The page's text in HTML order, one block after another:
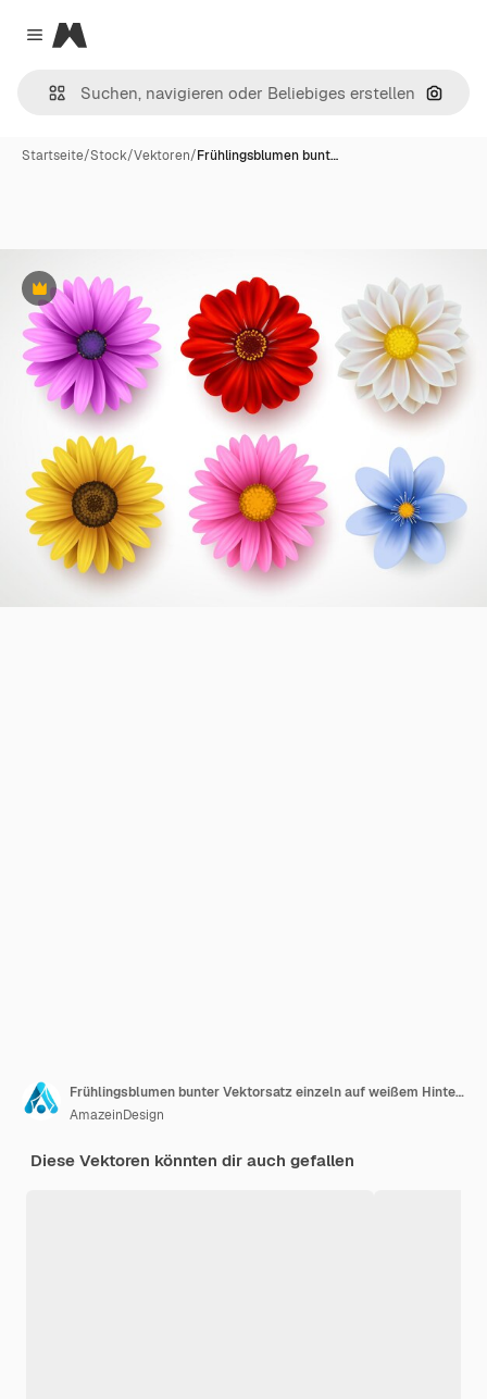
Close menu
Magnific
Nach
Startseite/Stock/Vektoren/Frühlingsblumen bunt…
Premium
Frühlingsblumen bunter Vektorsatz einzeln auf weißem Hintergrund. Sammlung von Gänseblümchen und Sonnenblumen.
AmazeinDesign
Diese Vektoren könnten dir auch gefallen